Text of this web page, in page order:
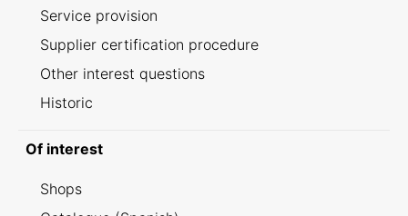
Service provision
Supplier certification procedure
Other interest questions
Historic
Of interest
Shops